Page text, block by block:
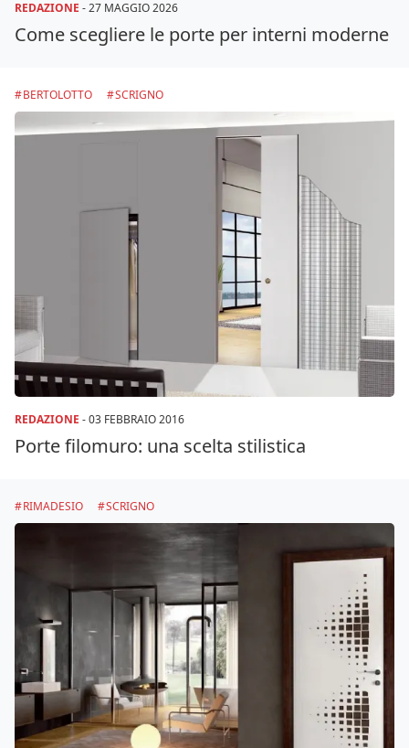
REDAZIONE -27 MAGGIO 2026
Come scegliere le porte per interni moderne
BERTOLOTTO SCRIGNO
REDAZIONE -03 FEBBRAIO 2016
Porte filomuro: una scelta stilistica
RIMADESIO SCRIGNO